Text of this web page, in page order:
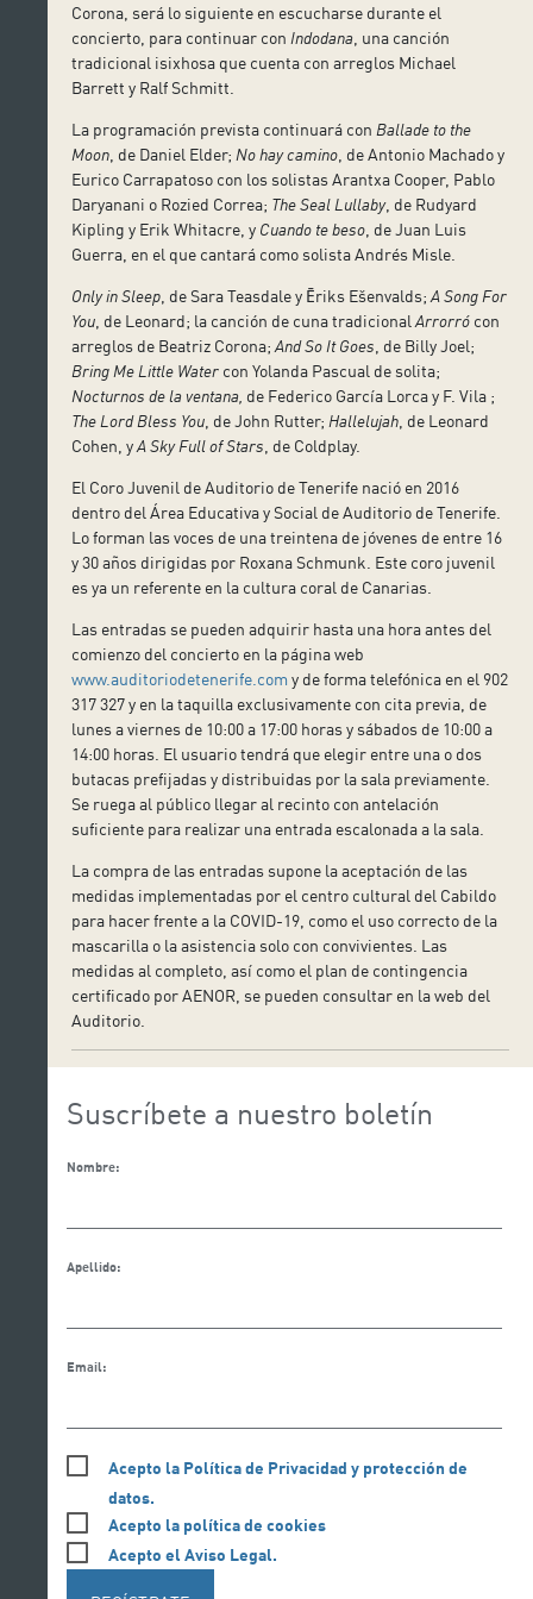
Corona, será lo siguiente en escucharse durante el
concierto, para continuar con Indodana , una canción
tradicional isixhosa que cuenta con arreglos Michael
Barrett y Ralf Schmitt.
La programación prevista continuará con Ballade to the
Moon , de Daniel Elder; No hay camino , de Antonio Machado y
Eurico Carrapatoso con los solistas Arantxa Cooper, Pablo
Daryanani o Rozied Correa; The Seal Lullaby, de Rudyard
Kipling y Erik Whitacre, y Cuando te beso , de Juan Luis
Guerra, en el que cantará como solista Andrés Misle.
Only in Sleep , de Sara Teasdale y Ēriks Ešenvalds;A Song For
You , de Leonard; la canción de cuna tradicionalArrorró con
arreglos de Beatriz Corona;And So It Goes , de Billy Joel;
Bring Me Little Water con Yolanda Pascual de solita;
Nocturnos de la ventana, de Federico García Lorca y F. Vila ;
The Lord Bless You , de John Rutter; Hallelujah , de Leonard
Cohen, yA Sky Full of Stars , de Coldplay.
El Coro Juvenil de Auditorio de Tenerife nació en 2016
dentro del Área Educativa y Social de Auditorio de Tenerife.
Lo forman las voces de una treintena de jóvenes de entre 16
y 30 años dirigidas por Roxana Schmunk. Este coro juvenil
es ya un referente en la cultura coral de Canarias.
Las entradas se pueden adquirir hasta una hora antes del
comienzo del concierto en la página web
www.auditoriodetenerife.com y de forma telefónica en el 902
317 327 y en la taquilla exclusivamente con cita previa, de
lunes a viernes de 10:00 a 17:00 horas y sábados de 10:00 a
14:00 horas. El usuario tendrá que elegir entre una o dos
butacas prefijadas y distribuidas por la sala previamente.
Se ruega al público llegar al recinto con antelación
suficiente para realizar una entrada escalonada a la sala.
La compra de las entradas supone la aceptación de las
medidas implementadas por el centro cultural del Cabildo
para hacer frente a la COVID-19, como el uso correcto de la
mascarilla o la asistencia solo con convivientes. Las
medidas al completo, así como el plan de contingencia
certificado por AENOR, se pueden consultar en la web del
Auditorio.
Suscríbete a nuestro boletín
Nombre:
Apellido:
Email:
Acepto la Política de Privacidad y protección de
datos.
Acepto la política de cookies
Acepto el Aviso Legal.